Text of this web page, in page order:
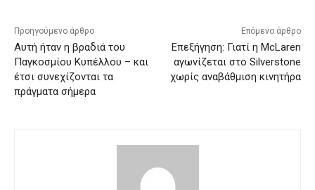
Προηγούμενο άρθρο
Αυτή ήταν η βραδιά του
Παγκοσμίου Κυπέλλου – και
έτσι συνεχίζονται τα
πράγματα σήμερα
Επόμενο άρθρο
Επεξήγηση: Γιατί η McLaren
αγωνίζεται στο Silverstone
χωρίς αναβάθμιση κινητήρα